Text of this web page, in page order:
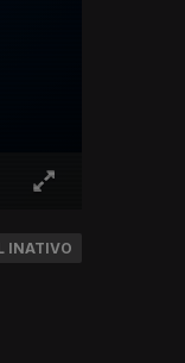
INATIVO